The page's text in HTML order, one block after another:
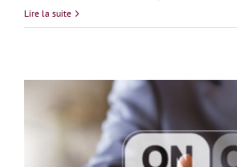
Lire la suite